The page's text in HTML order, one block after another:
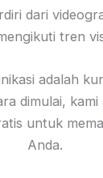
dari
tren
adalah
dimulai,
untuk
Anda.